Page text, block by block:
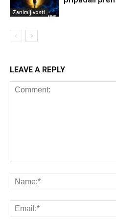
Zanimljivosti
LEAVE A REPLY